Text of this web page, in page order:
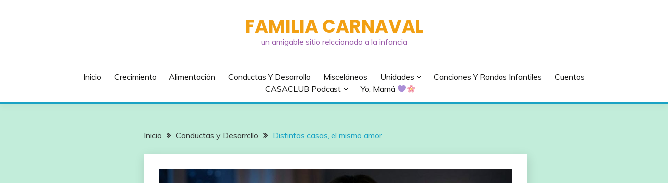
FAMILIA CARNAVAL
un amigable sitio relacionado a la infancia
Inicio Crecimiento Alimentación Conductas Y Desarrollo Misceláneos Unidades Canciones Y Rondas Infantiles
Cuentos
CASACLUB Podcast
Yo, Mamá
Inicio Conductas y Desarrollo Distintas casas, el mismo amor